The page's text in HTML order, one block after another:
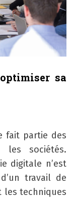
sa
fait partie des
les sociétés.
digitale n’est
travail de
les techniques